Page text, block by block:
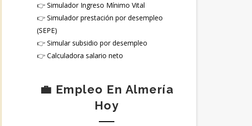
👉 Simulador Ingreso Mínimo Vital
👉 Simulador prestación por desempleo
(SEPE)
👉 Simular subsidio por desempleo
👉 Calculadora salario neto
💼 Empleo En Almería
Hoy